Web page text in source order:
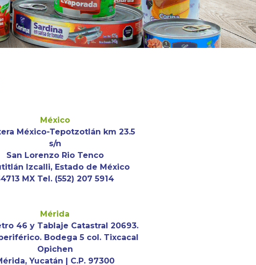
México
México-Tepotzotlán km 23.5
s/n
San Lorenzo Rio Tenco
Izcalli, Estado de México
MX Tel. (552) 207 5914
Mérida
46 y Tablaje Catastral 20693.
Bodega 5 col. Tixcacal
Opichen
Yucatán | C.P. 97300